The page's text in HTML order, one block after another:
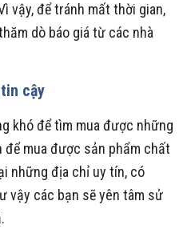
vậy, để tránh mất thời gian,
dò báo giá từ các nhà
cậy
khó để tìm mua được những
để mua được sản phẩm chất
những địa chỉ uy tín, có
vậy các bạn sẽ yên tâm sử